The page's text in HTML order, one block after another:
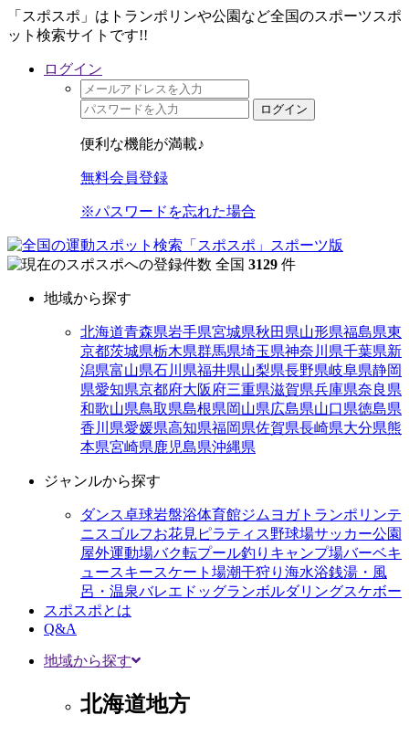
「スポスポ」はトランポリンや公園など全国のスポーツスポ
ット検索サイトです!!
ログイン
ログイン
便利な機能が満載♪
無料会員登録
※パスワードを忘れた場合
全国 3129 件
地域から探す
北海道青森県岩手県宮城県秋田県山形県福島県東
京都茨城県栃木県群馬県埼玉県神奈川県千葉県新
潟県富山県石川県福井県山梨県長野県岐阜県静岡
県愛知県京都府大阪府三重県滋賀県兵庫県奈良県
和歌山県鳥取県島根県岡山県広島県山口県徳島県
香川県愛媛県高知県福岡県佐賀県長崎県大分県熊
本県宮崎県鹿児島県沖縄県
ジャンルから探す
ダンス卓球岩盤浴体育館ジム ヨガトランポリンテ
ニス ゴルフお花見 ピラティス野球場サッカー公園
屋外運動場バク転プール釣り キャンプ場バーベキ
ュースキースケート場潮干狩り 海水浴銭湯・風
呂・温泉バレエ ドッグランボルダリングスケボー
スポスポとは
Q&A
地域から探す
北海道地方